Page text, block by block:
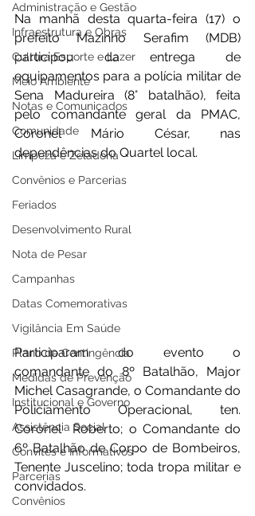
Administração e Gestão
Infraestrutura e Obras
Cultura Esporte e Lazer
Meio Ambiente
Notas e Comunicados
Comunidade
Limpeza e Zeladoria
Convênios e Parcerias
Feriados
Desenvolvimento Rural
Nota de Pesar
Campanhas
Datas Comemorativas
Vigilância Em Saúde
Plano de Contingência
Medidas de Prevenção
Institucional e Governo
Assistência Social
Convites e Informativos
Parcerias
Convênios
Na manhã desta quarta-feira (17) o
prefeito Mazinho Serafim (MDB)
participou da entrega de
equipamentos para a polícia militar de
Sena Madureira (8° batalhão), feita
pelo comandante geral da PMAC,
Coronel Mário César, nas
dependências do Quartel local.
Participaram do evento o
comandante do 8º Batalhão, Major
Michel Casagrande, o Comandante do
Policiamento Operacional, ten.
Coronel  Roberto; o Comandante do
6º Batalhão de Corpo de Bombeiros,
Tenente Juscelino; toda tropa militar e
convidados.